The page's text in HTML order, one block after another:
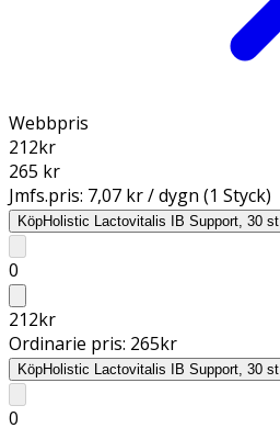
Webbpris
212kr
265 kr
Jmfs.pris: 7,07 kr / dygn (1 Styck)
KöpHolistic Lactovitalis IB Support, 30 st
0
212kr
Ordinarie pris: 265kr
KöpHolistic Lactovitalis IB Support, 30 st
0